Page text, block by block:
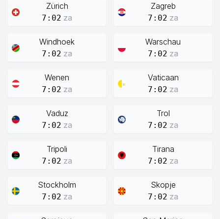
Zürich
7:02 za
Zagreb
7:02 za
Windhoek
7:02 za
Warschau
7:02 za
Wenen
7:02 za
Vaticaan
7:02 za
Vaduz
7:02 za
Trol
7:02 za
Tripoli
7:02 za
Tirana
7:02 za
Stockholm
7:02 za
Skopje
7:02 za